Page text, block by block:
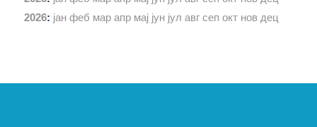
2026: јан феб мар апр мај јун јул авг сеп окт нов дец